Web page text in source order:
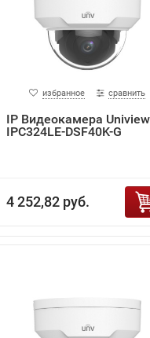
избранное сравнить
IP Видеокамера Uniview
IPC324LE-DSF40K-G
4 252,82 руб.